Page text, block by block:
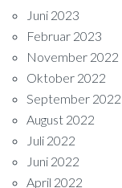
Juni 2023
Februar 2023
November 2022
Oktober 2022
September 2022
August 2022
Juli 2022
Juni 2022
April 2022